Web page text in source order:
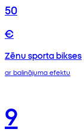
50
€
Zēnu sporta bikses
ar balinājuma efektu
9